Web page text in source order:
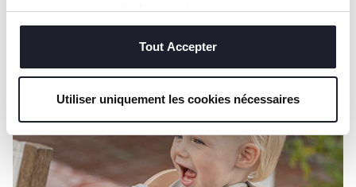
vous consentez à l'utilisation des seuls cookies
techniques, qui sont essentiels au service demandé.
Tout Accepter
Utiliser uniquement les cookies nécessaires
Les bébés apprennent rapidement à associer la
titre, il est important de créer un rituel à
respecter à chaque repas.